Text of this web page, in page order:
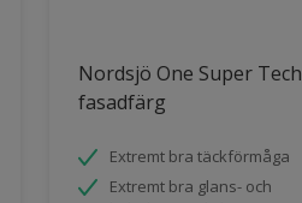
Nordsjö One Super Tech
fasadfärg
Extremt bra täckförmåga
Extremt bra glans- och